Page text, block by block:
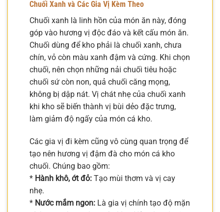
Chuối Xanh và Các Gia Vị Kèm Theo
Chuối xanh là linh hồn của món ăn này, đóng
góp vào hương vị độc đáo và kết cấu món ăn.
Chuối dùng để kho phải là chuối xanh, chưa
chín, vỏ còn màu xanh đậm và cứng. Khi chọn
chuối, nên chọn những nải chuối tiêu hoặc
chuối sứ còn non, quả chuối căng mọng,
không bị dập nát. Vị chát nhẹ của chuối xanh
khi kho sẽ biến thành vị bùi dẻo đặc trưng,
làm giảm độ ngấy của món cá kho.
Các gia vị đi kèm cũng vô cùng quan trọng để
tạo nên hương vị đậm đà cho món cá kho
chuối. Chúng bao gồm:
* Hành khô, ớt đỏ: Tạo mùi thơm và vị cay
nhẹ.
* Nước mắm ngon: Là gia vị chính tạo độ mặn